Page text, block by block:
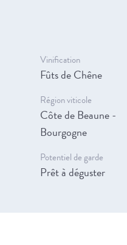
Vinification
Fûts de Chêne
Région viticole
Côte de Beaune -
Bourgogne
Potentiel de garde
Prêt à déguster